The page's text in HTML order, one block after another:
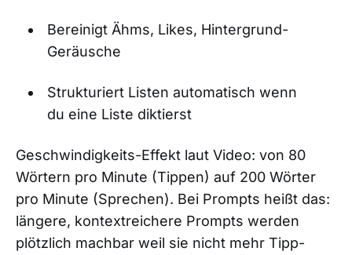
Bereinigt Ähms, Likes, Hintergrund-
Geräusche
Strukturiert Listen automatisch wenn
du eine Liste diktierst
Geschwindigkeits-Effekt laut Video: von 80
Wörtern pro Minute (Tippen) auf 200 Wörter
pro Minute (Sprechen). Bei Prompts heißt das:
längere, kontextreichere Prompts werden
plötzlich machbar weil sie nicht mehr Tipp-